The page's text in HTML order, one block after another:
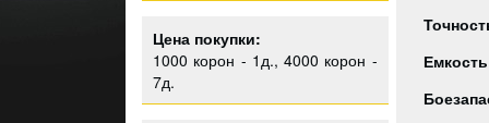
Цена покупки:
1000 корон - 1д., 4000 корон -
7д.